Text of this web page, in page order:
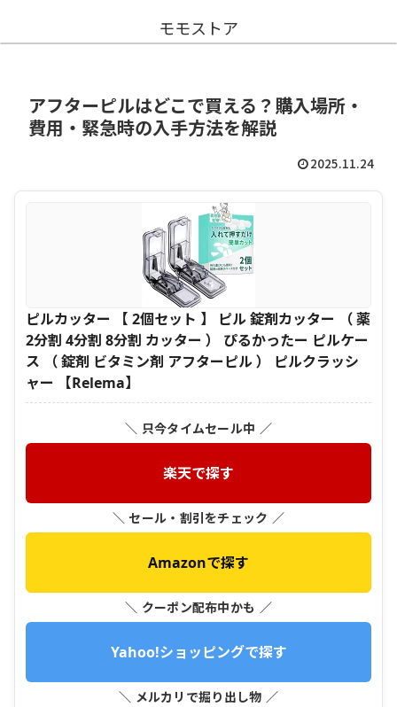
モモストア
アフターピルはどこで買える？購入場所・
費用・緊急時の入手方法を解説
2025.11.24
ピルカッター 【 2個セット 】 ピル 錠剤カッター （ 薬
2分割 4分割 8分割 カッター ） ぴるかったー ピルケー
ス （ 錠剤 ビタミン剤 アフターピル ） ピルクラッシ
ャー 【Relema】
＼ 只今タイムセール中 ／
楽天で探す
＼ セール・割引をチェック ／
Amazonで探す
＼ クーポン配布中かも ／
Yahoo!ショッピングで探す
＼ メルカリで掘り出し物 ／